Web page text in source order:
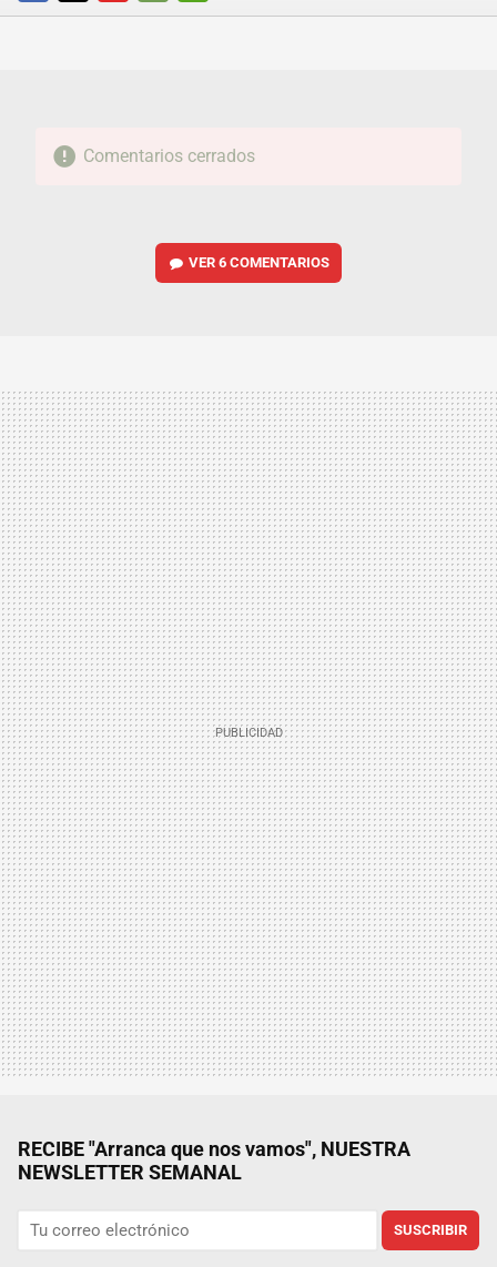
FACEBOOKTWITTERFLIPBOARD
E-
WHATSAPP
Comentarios cerrados
VER6 COMENTARIOS
RECIBE "Arranca que nos vamos", NUESTRA
NEWSLETTER SEMANAL
SUSCRIBIR